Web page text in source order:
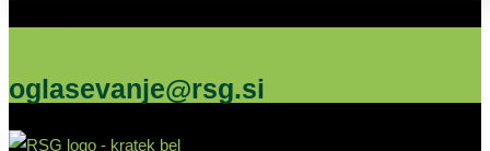
oglasevanje@rsg.si